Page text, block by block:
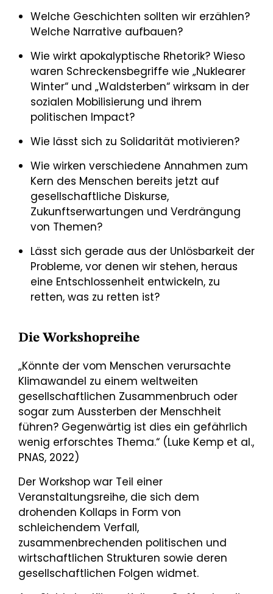
Welche Geschichten sollten wir erzählen?
Welche Narrative aufbauen?
Wie wirkt apokalyptische Rhetorik? Wieso
waren Schreckensbegriffe wie „Nuklearer
Winter“ und „Waldsterben“ wirksam in der
sozialen Mobilisierung und ihrem
politischen Impact?
Wie lässt sich zu Solidarität motivieren?
Wie wirken verschiedene Annahmen zum
Kern des Menschen bereits jetzt auf
gesellschaftliche Diskurse,
Zukunftserwartungen und Verdrängung
von Themen?
Lässt sich gerade aus der Unlösbarkeit der
Probleme, vor denen wir stehen, heraus
eine Entschlossenheit entwickeln, zu
retten, was zu retten ist?
Die Workshopreihe
„Könnte der vom Menschen verursachte
Klimawandel zu einem weltweiten
gesellschaftlichen Zusammenbruch oder
sogar zum Aussterben der Menschheit
führen? Gegenwärtig ist dies ein gefährlich
wenig erforschtes Thema.“ (Luke Kemp et al.,
PNAS, 2022)
Der Workshop war Teil einer
Veranstaltungsreihe, die sich dem
drohenden Kollaps in Form von
schleichendem Verfall,
zusammenbrechenden politischen und
wirtschaftlichen Strukturen sowie deren
gesellschaftlichen Folgen widmet.